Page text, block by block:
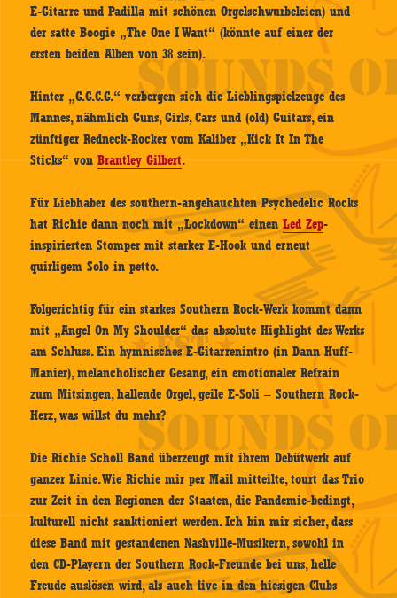
E-Gitarre und Padilla mit schönen Orgelschwurbeleien) und
der satte Boogie „The One I Want“ (könnte auf einer der
ersten beiden Alben von 38 sein).
Hinter „G.G.C.G.“ verbergen sich die Lieblingspielzeuge des
Mannes, nähmlich Guns, Girls, Cars und (old) Guitars, ein
zünftiger Redneck-Rocker vom Kaliber „Kick It In The
Sticks“ vonBrantley Gilbert.
Für Liebhaber des southern-angehauchten Psychedelic Rocks
hat Richie dann noch mit „Lockdown“ einenLed Zep-
inspirierten Stomper mit starker E-Hook und erneut
quirligem Solo in petto.
Folgerichtig für ein starkes Southern Rock-Werk kommt dann
mit „Angel On My Shoulder“ das absolute Highlight des Werks
am Schluss. Ein hymnisches E-Gitarrenintro (in Dann Huff-
Manier), melancholischer Gesang, ein emotionaler Refrain
zum Mitsingen, hallende Orgel, geile E-Soli – Southern Rock-
Herz, was willst du mehr?
Die Richie Scholl Band überzeugt mit ihrem Debütwerk auf
ganzer Linie. Wie Richie mir per Mail mitteilte, tourt das Trio
zur Zeit in den Regionen der Staaten, die Pandemie-bedingt,
kulturell nicht sanktioniert werden. Ich bin mir sicher, dass
diese Band mit gestandenen Nashville-Musikern, sowohl in
den CD-Playern der Southern Rock-Freunde bei uns, helle
Freude auslösen wird, als auch live in den hiesigen Clubs